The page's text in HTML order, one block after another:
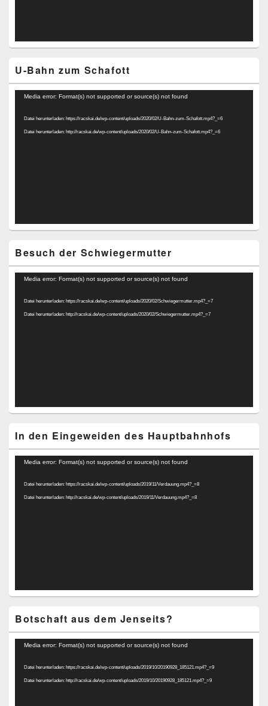
U-Bahn zum Schafott
Video-
Media error: Format(s) not supported or source(s) not found
Datei herunterladen: https://racskai.de/wp-content/uploads/2020/02/U-Bahn-zum-Schafott.mp4?_=6
Datei herunterladen: http://racskai.de/wp-content/uploads/2020/02/U-Bahn-zum-Schafott.mp4?_=6
Besuch der Schwiegermutter
Video-
Media error: Format(s) not supported or source(s) not found
Datei herunterladen: https://racskai.de/wp-content/uploads/2020/02/Schwiegermutter.mp4?_=7
Datei herunterladen: http://racskai.de/wp-content/uploads/2020/02/Schwiegermutter.mp4?_=7
In den Eingeweiden des Hauptbahnhofs
Video-
Media error: Format(s) not supported or source(s) not found
Datei herunterladen: https://racskai.de/wp-content/uploads/2019/11/Verdauung.mp4?_=8
Datei herunterladen: http://racskai.de/wp-content/uploads/2019/11/Verdauung.mp4?_=8
Botschaft aus dem Jenseits?
Video-
Media error: Format(s) not supported or source(s) not found
Datei herunterladen: https://racskai.de/wp-content/uploads/2019/10/20190928_185121.mp4?_=9
Datei herunterladen: http://racskai.de/wp-content/uploads/2019/10/20190928_185121.mp4?_=9